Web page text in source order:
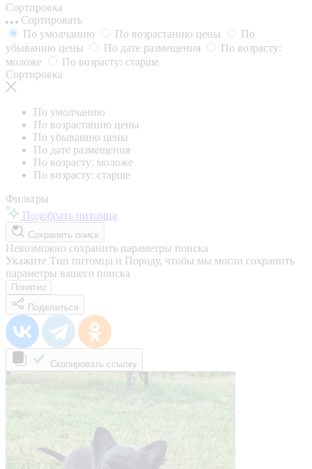
Сортировка
Сортировать
По умолчанию
По возрастанию цены
По
убыванию цены
По дате размещения
По возрасту:
моложе
По возрасту: старше
Сортировка
По умолчанию
По возрастанию цены
По убыванию цены
По дате размещения
По возрасту: моложе
По возрасту: старше
Фильтры
Подобрать питомца
Сохранить поиск
Невозможно сохранить параметры поиска
Укажите Тип питомца и Породу, чтобы мы могли сохранить
параметры вашего поиска
Понятно
Поделиться
Скопировать ссылку